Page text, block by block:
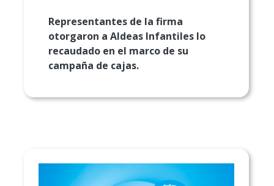
Representantes de la firma
otorgaron a Aldeas Infantiles lo
recaudado en el marco de su
campaña de cajas.